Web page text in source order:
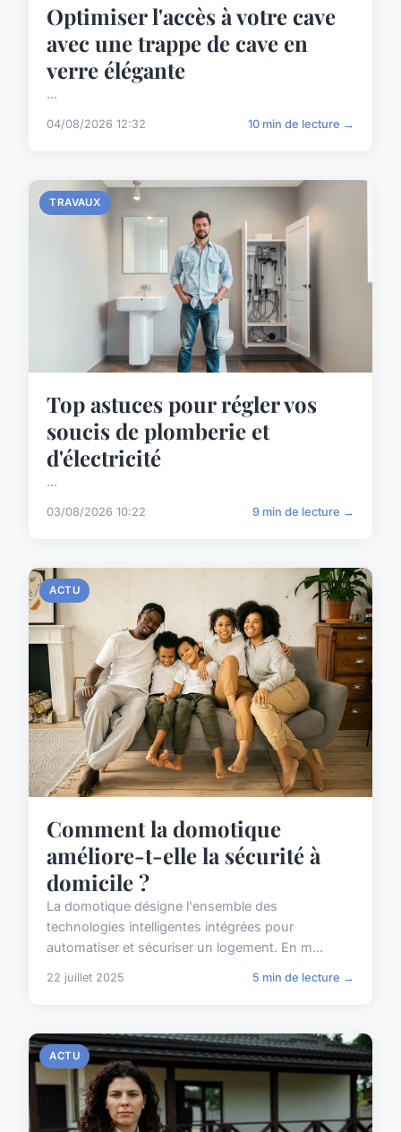
Optimiser l'accès à votre cave
avec une trappe de cave en
verre élégante
...
04/08/2026 12:32 10 min de lecture →
TRAVAUX
Top astuces pour régler vos
soucis de plomberie et
d'électricité
...
03/08/2026 10:22 9 min de lecture →
ACTU
Comment la domotique
améliore-t-elle la sécurité à
domicile ?
La domotique désigne l'ensemble des
technologies intelligentes intégrées pour
automatiser et sécuriser un logement. En m...
22 juillet 2025 5 min de lecture →
ACTU